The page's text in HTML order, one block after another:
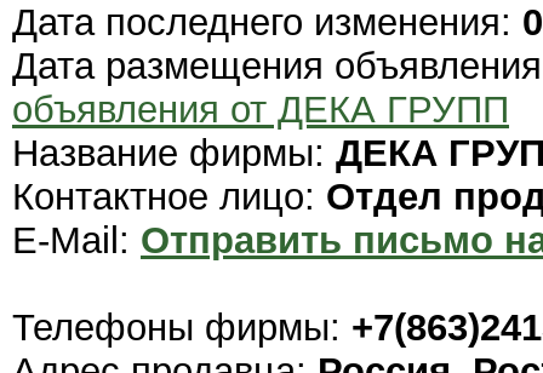
Дата последнего изменения:
Дата размещения
объявления от ДЕКА ГРУПП
Название фирмы: ДЕКА
Контактное лицо: Отдел
E-Mail: Отправить письмо
Телефоны фирмы: